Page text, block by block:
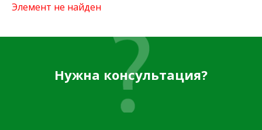
Элемент не найден
Нужна консультация?